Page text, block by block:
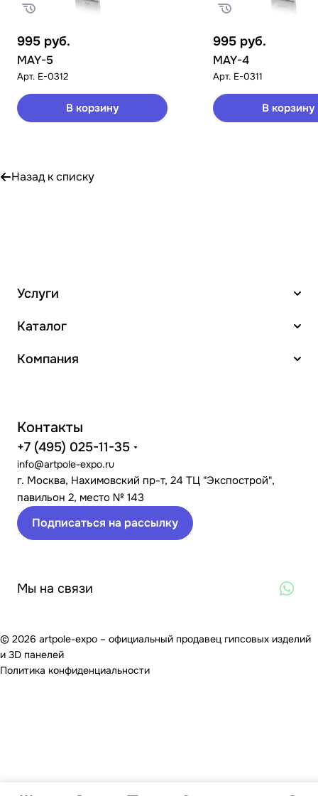
995 руб.
MAY-5
Арт. E-0312
В корзину
995 руб.
MAY-4
Арт. E-0311
В корзину
Назад к списку
Услуги
Каталог
Компания
Контакты
+7 (495) 025-11-35
info@artpole-expo.ru
г. Москва, Нахимовский пр-т, 24 ТЦ "Экспострой",
павильон 2, место № 143
Подписаться на рассылку
Мы на связи
© 2026 artpole-expo – официальный продавец гипсовых изделий
и 3D панелей
Политика конфиденциальности